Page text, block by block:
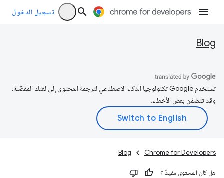
تسجيل الدخول
Blog
تستخدم Google تكنولوجيا الذكاء الاصطناعي لترجمة المحتوى إلى لغتك المفضّلة،
وقد تتضمّن بعض الأخطاء.
Chrome for Developers
Blog
هل كان المحتوى مفيدًا؟